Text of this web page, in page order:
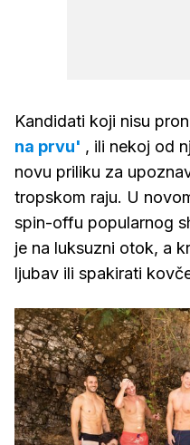
Kandidati koji nisu
na prvu' , ili nekoj od
novu priliku za
tropskom raju. U
spin-offu popularnog
je na luksuzni otok, a
ljubav ili spakirati